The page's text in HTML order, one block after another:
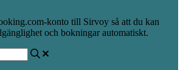
konto till Sirvoy så att du kan
och bokningar automatiskt.